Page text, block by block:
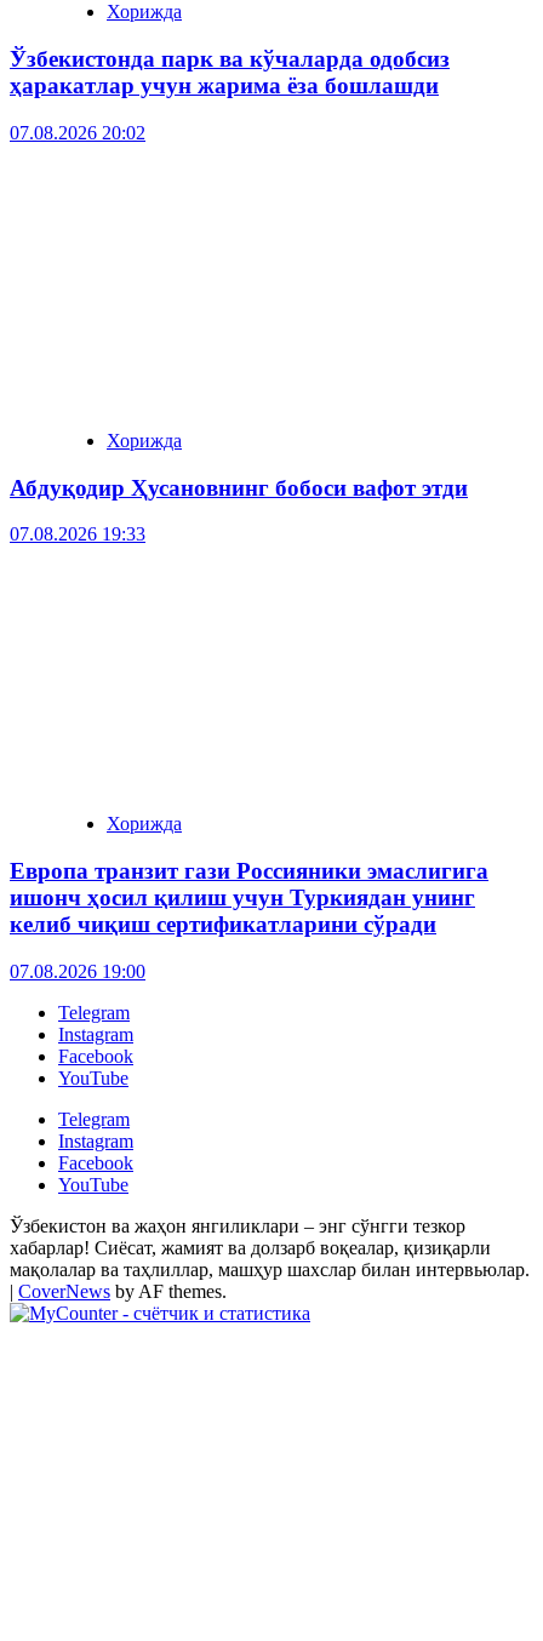
Хорижда
Ўзбекистонда парк ва кўчаларда одобсиз
ҳаракатлар учун жарима ёза бошлашди
07.08.2026 20:02
Хорижда
Абдуқодир Ҳусановнинг бобоси вафот этди
07.08.2026 19:33
Хорижда
Европа транзит гази Россияники эмаслигига
ишонч ҳосил қилиш учун Туркиядан унинг
келиб чиқиш сертификатларини сўради
07.08.2026 19:00
Telegram
Instagram
Facebook
YouTube
Telegram
Instagram
Facebook
YouTube
Ўзбекистон ва жаҳон янгиликлари – энг сўнгги тезкор
хабарлар! Сиёсат, жамият ва долзарб воқеалар, қизиқарли
мақолалар ва таҳлиллар, машҳур шахслар билан интервьюлар.
| CoverNews by AF themes.